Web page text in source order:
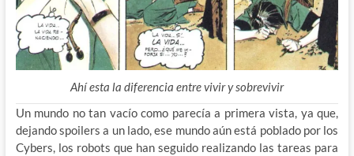
Ahí esta la diferencia entre vivir y sobrevivir
Un mundo no tan vacío como parecía a primera vista, ya que,
dejando spoilers a un lado, ese mundo aún está poblado por los
Cybers, los robots que han seguido realizando las tareas para